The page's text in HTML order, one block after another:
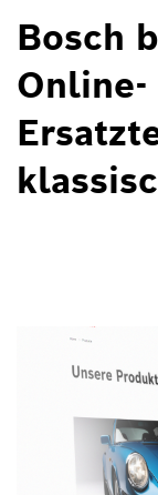
Bosch
Online-
www.bosch-